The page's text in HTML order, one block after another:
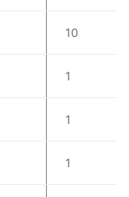
10
1
1
1